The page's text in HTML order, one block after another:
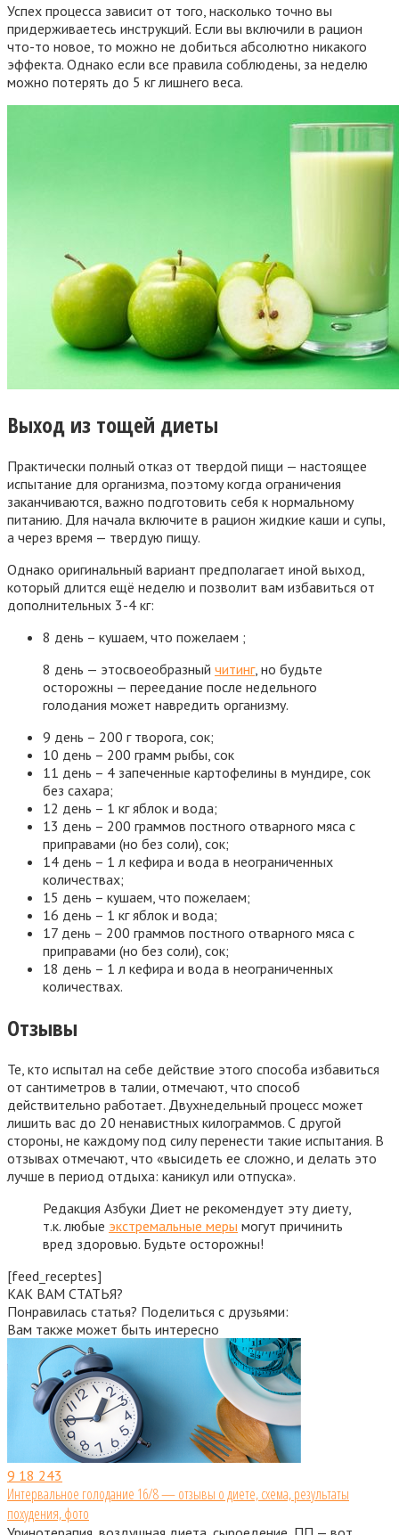
Успех процесса зависит от того, насколько точно вы
придерживаетесь инструкций. Если вы включили в рацион
что-то новое, то можно не добиться абсолютно никакого
эффекта. Однако если все правила соблюдены, за неделю
можно потерять до 5 кг лишнего веса.
Выход из тощей диеты
Практически полный отказ от твердой пищи — настоящее
испытание для организма, поэтому когда ограничения
заканчиваются, важно подготовить себя к нормальному
питанию. Для начала включите в рацион жидкие каши и супы,
а через время — твердую пищу.
Однако оригинальный вариант предполагает иной выход,
который длится ещё неделю и позволит вам избавиться от
дополнительных 3-4 кг:
8 день – кушаем, что пожелаем ;
8 день — этосвоеобразный читинг, но будьте
осторожны — переедание после недельного
голодания может навредить организму.
9 день – 200 г творога, сок;
10 день – 200 грамм рыбы, сок
11 день – 4 запеченные картофелины в мундире, сок
без сахара;
12 день – 1 кг яблок и вода;
13 день – 200 граммов постного отварного мяса с
приправами (но без соли), сок;
14 день – 1 л кефира и вода в неограниченных
количествах;
15 день – кушаем, что пожелаем;
16 день – 1 кг яблок и вода;
17 день – 200 граммов постного отварного мяса с
приправами (но без соли), сок;
18 день – 1 л кефира и вода в неограниченных
количествах.
Отзывы
Те, кто испытал на себе действие этого способа избавиться
от сантиметров в талии, отмечают, что способ
действительно работает. Двухнедельный процесс может
лишить вас до 20 ненавистных килограммов. С другой
стороны, не каждому под силу перенести такие испытания. В
отзывах отмечают, что «высидеть ее сложно, и делать это
лучше в период отдыха: каникул или отпуска».
Редакция Азбуки Диет не рекомендует эту диету,
т.к. любые экстремальные меры могут причинить
вред здоровью. Будьте осторожны!
[feed_receptes]
КАК ВАМ СТАТЬЯ?
Понравилась статья? Поделиться с друзьями:
Вам также может быть интересно
9 18 243
Интервальное голодание 16/8 — отзывы о диете, схема, результаты
похудения, фото